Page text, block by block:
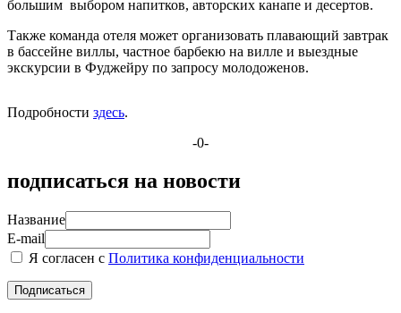
большим выбором напитков, авторских канапе и десертов.
Также команда отеля может организовать плавающий завтрак
в бассейне виллы, частное барбекю на вилле и выездные
экскурсии в Фуджейру по запросу молодоженов.
Подробности здесь.
-0-
подписаться на новости
Название
E-mail
Я согласен с Политика конфиденциальности